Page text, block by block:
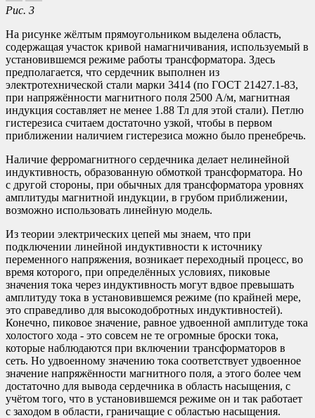
Рис. 3
На рисунке жёлтым прямоугольником выделена область,
содержащая участок кривой намагничивания, используемый в
установившемся режиме работы трансформатора. Здесь
предполагается, что сердечник выполнен из
электротехнической стали марки 3414 (по ГОСТ 21427.1-83,
при напряжённости магнитного поля 2500 А/м, магнитная
индукция составляет не менее 1.88 Тл для этой стали). Петлю
гистерезиса считаем достаточно узкой, чтобы в первом
приближении наличием гистерезиса можно было пренебречь.
Наличие ферромагнитного сердечника делает нелинейной
индуктивность, образованную обмоткой трансформатора. Но
с другой стороны, при обычных для трансформатора уровнях
амплитуды магнитной индукции, в грубом приближении,
возможно использовать линейную модель.
Из теории электрических цепей мы знаем, что при
подключении линейной индуктивности к источнику
переменного напряжения, возникает переходный процесс, во
время которого, при определённых условиях, пиковые
значения тока через индуктивность могут вдвое превышать
амплитуду тока в установившемся режиме (по крайней мере,
это справедливо для высокодобротных индуктивностей).
Конечно, пиковое значение, равное удвоенной амплитуде тока
холостого хода - это совсем не те огромные броски тока,
которые наблюдаются при включении трансформаторов в
сеть. Но удвоенному значению тока соответствует удвоенное
значение напряжённости магнитного поля, а этого более чем
достаточно для вывода сердечника в область насыщения, с
учётом того, что в установившемся режиме он и так работает
с заходом в области, граничащие с областью насыщения.